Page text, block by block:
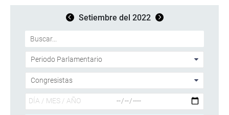
Setiembre del 2022